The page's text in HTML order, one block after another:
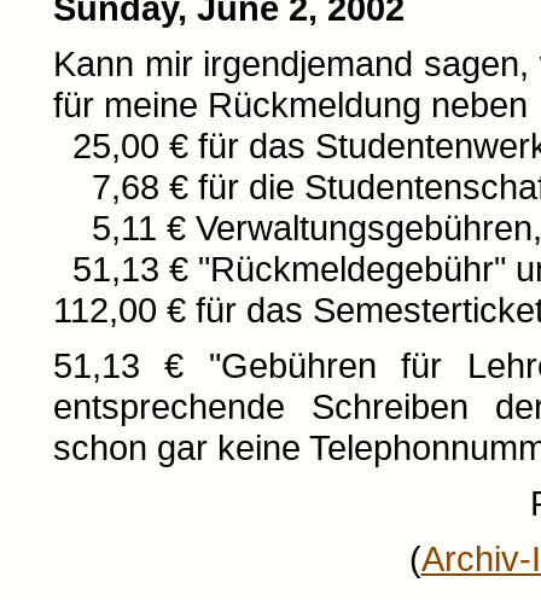
Kann mir irgendjemand
für meine Rückmeldung neben
25,00 € für das
7,68 € für die
5,11 € Verwaltungsgebühren,
51,13 € "Rückmeldegebühr"
112,00 € für das
51,13 € "Gebühren für
entsprechende Schreiben
schon gar keine
(Archiv-